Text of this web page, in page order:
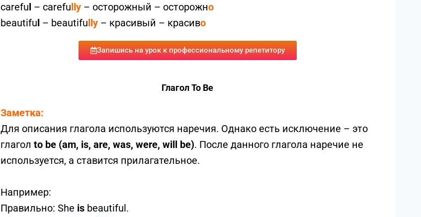
careful – carefully– осторожный – осторожно
beautiful – beautifully– красивый – красиво
Запишись на урок к профессиональному репетитору
Глагол To Be
Заметка:
Для описания глагола используются наречия. Однако есть исключение – это
глагол to be (am, is, are, was, were, will be). После данного глагола наречие не
используется, а ставится прилагательное.
Например:
Правильно: She isbeautiful.